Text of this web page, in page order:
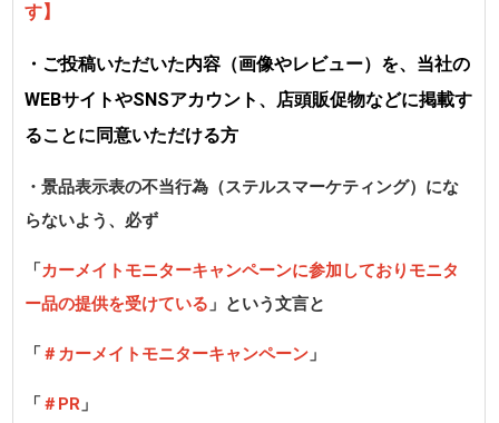
す】
・ご投稿いただいた内容（画像やレビュー）を、当社の
WEBサイトやSNSアカウント、店頭販促物などに掲載す
ることに同意いただける方
・景品表示表の不当行為（ステルスマーケティング）にな
らないよう、必ず
「カーメイトモニターキャンペーンに参加しておりモニタ
ー品の提供を受けている 」という文言と
「 ＃カーメイトモニターキャンペーン 」
「 ＃PR 」